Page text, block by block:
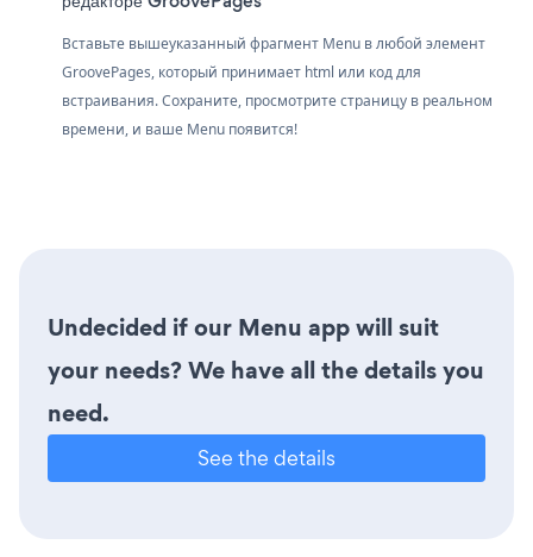
Вставьте вышеуказанный фрагмент Menu в любой элемент
GroovePages, который принимает html или код для
встраивания. Сохраните, просмотрите страницу в реальном
времени, и ваше Menu появится!
Undecided if our Menu app will suit
your needs? We have all the details you
need.
See the details